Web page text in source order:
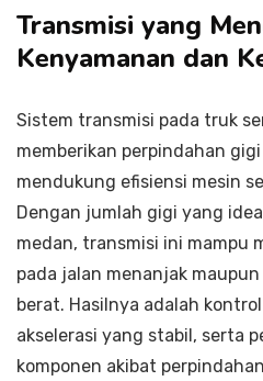
Transmisi yang
Kenyamanan dan
Sistem transmisi pada truk
memberikan perpindahan
mendukung efisiensi mesin
Dengan jumlah gigi yang
medan, transmisi ini mampu
pada jalan menanjak
berat. Hasilnya adalah
akselerasi yang stabil, serta
komponen akibat